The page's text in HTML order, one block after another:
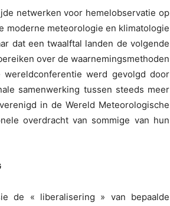
netwerken voor hemelobservatie op
moderne meteorologie en klimatologie
dat een twaalftal landen de volgende
over de waarnemingsmethoden
werd gevolgd door
samenwerking tussen steeds meer
in de Wereld Meteorologische
overdracht van sommige van hun
de « liberalisering » van bepaalde